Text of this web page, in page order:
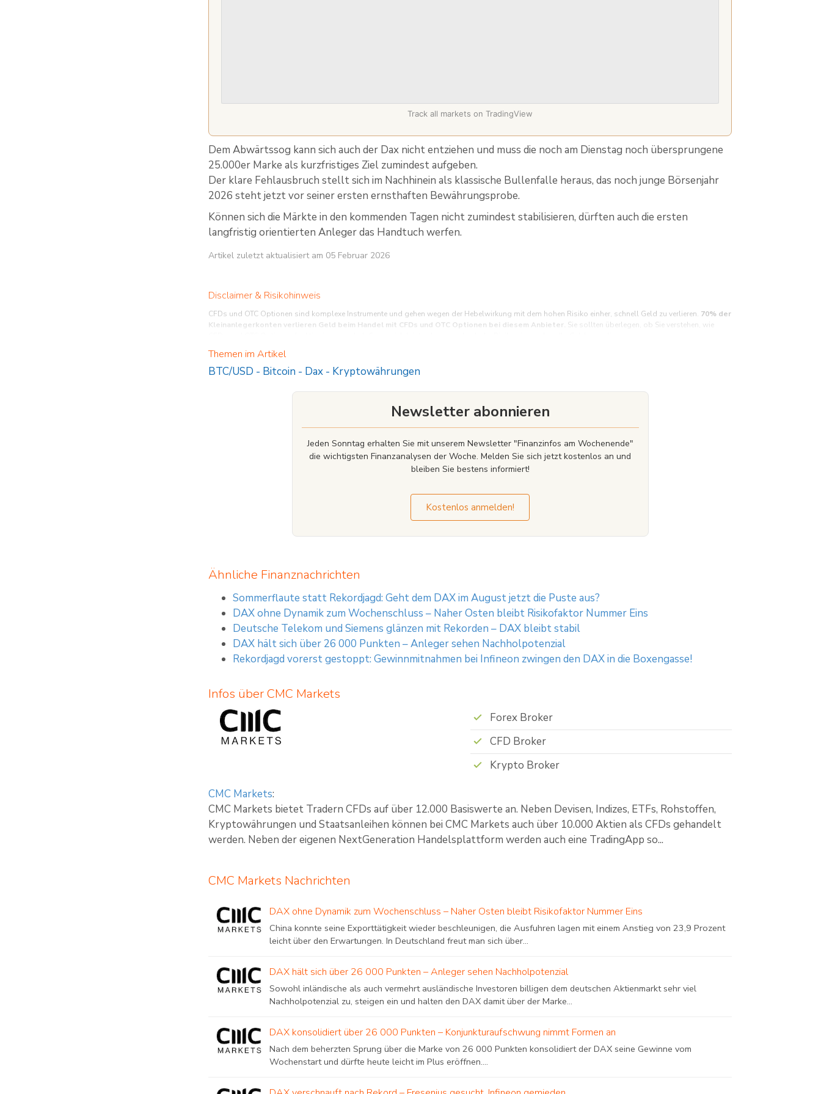
Track all markets on TradingView
Dem Abwärtssog kann sich auch der Dax nicht entziehen und muss die noch am Dienstag noch übersprungene
25.000er Marke als kurzfristiges Ziel zumindest aufgeben.
Der klare Fehlausbruch stellt sich im Nachhinein als klassische Bullenfalle heraus, das noch junge Börsenjahr
2026 steht jetzt vor seiner ersten ernsthaften Bewährungsprobe.
Können sich die Märkte in den kommenden Tagen nicht zumindest stabilisieren, dürften auch die ersten
langfristig orientierten Anleger das Handtuch werfen.
Artikel zuletzt aktualisiert am 05 Februar 2026
Disclaimer & Risikohinweis
CFDs und OTC Optionen sind komplexe Instrumente und gehen wegen der Hebelwirkung mit dem hohen Risiko einher, schnell Geld zu verlieren. 70% der
Kleinanlegerkonten verlieren Geld beim Handel mit CFDs und OTC Optionen bei diesem Anbieter. Sie sollten überlegen, ob Sie verstehen, wie
Themen im Artikel
BTC/USD - Bitcoin - Dax - Kryptowährungen
Newsletter abonnieren
Jeden Sonntag erhalten Sie mit unserem Newsletter "Finanzinfos am Wochenende"
die wichtigsten Finanzanalysen der Woche. Melden Sie sich jetzt kostenlos an und
bleiben Sie bestens informiert!
Kostenlos anmelden!
Ähnliche Finanznachrichten
Sommerflaute statt Rekordjagd: Geht dem DAX im August jetzt die Puste aus?
DAX ohne Dynamik zum Wochenschluss – Naher Osten bleibt Risikofaktor Nummer Eins
Deutsche Telekom und Siemens glänzen mit Rekorden – DAX bleibt stabil
DAX hält sich über 26 000 Punkten – Anleger sehen Nachholpotenzial
Rekordjagd vorerst gestoppt: Gewinnmitnahmen bei Infineon zwingen den DAX in die Boxengasse!
Infos über CMC Markets
Forex Broker
CFD Broker
Krypto Broker
CMC Markets:
CMC Markets bietet Tradern CFDs auf über 12.000 Basiswerte an. Neben Devisen, Indizes, ETFs, Rohstoffen,
Kryptowährungen und Staatsanleihen können bei CMC Markets auch über 10.000 Aktien als CFDs gehandelt
werden. Neben der eigenen NextGeneration Handelsplattform werden auch eine TradingApp so...
CMC Markets Nachrichten
DAX ohne Dynamik zum Wochenschluss – Naher Osten bleibt Risikofaktor Nummer Eins
China konnte seine Exporttätigkeit wieder beschleunigen, die Ausfuhren lagen mit einem Anstieg von 23,9 Prozent
leicht über den Erwartungen. In Deutschland freut man sich über...
DAX hält sich über 26 000 Punkten – Anleger sehen Nachholpotenzial
Sowohl inländische als auch vermehrt ausländische Investoren billigen dem deutschen Aktienmarkt sehr viel
Nachholpotenzial zu, steigen ein und halten den DAX damit über der Marke...
DAX konsolidiert über 26 000 Punkten – Konjunkturaufschwung nimmt Formen an
Nach dem beherzten Sprung über die Marke von 26 000 Punkten konsolidiert der DAX seine Gewinne vom
Wochenstart und dürfte heute leicht im Plus eröffnen....